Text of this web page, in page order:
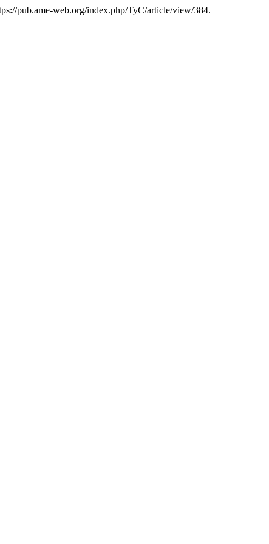
pub.ame-web.org/index.php/TyC/article/view/384.